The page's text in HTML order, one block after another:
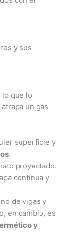
y sus
lo que lo
un gas
superficie y
.
proyectado.
continua y
de vigas y
en cambio, es
y